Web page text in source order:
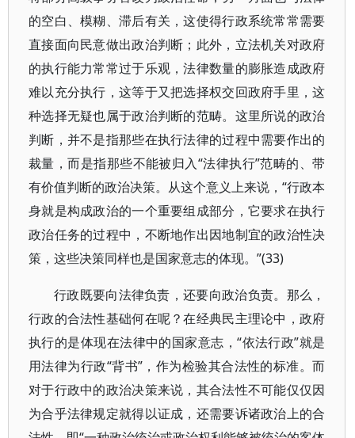
的空白、模糊、滞后有关，这使得行政系统常常需要
直接面向民意做出政治判断；此外，立法机关对政府
的执行能力常常过于乐观，法律数量的膨胀造成政府
难以充分执行，这等于又把选择权交回政府手里，这
种选择无疑也属于政治判断的范畴。这里所说的政治
判断，并不是指那些在执行法律的过程中需要作出的
裁量，而是指那些不能被归入“法律执行”范畴的、带
有价值判断的政治决策。从这个意义上来说，“行政本
身就是构成政治的一个重要组成部分，它要求在执行
政治任务的过程中，不断地作出因地制宜的政治性决
策，这些决策同样也是国家意志的体现。”(33)
行政既要向法律负责，还要向政治负责。那么，
行政的合法性基础何在呢？在经典民主理论中，政府
执行的是体现在法律中的国家意志，“依法行政”就是
用法律为行政“背书”，作为检验其合法性的标准。而
对于行政中的政治决策来说，其合法性不可能仅仅因
为合乎法律规定就得以证成，还需要诉诸政治上的合